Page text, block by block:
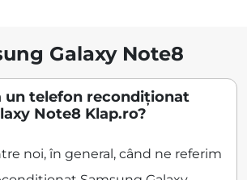
Galaxy Note8
un telefon recondiționat
Note8 Klap.ro?
noi, în general, când ne referim